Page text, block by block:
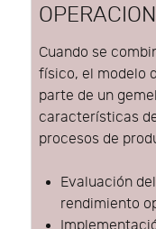
Cuando se
físico, el modelo
parte de un
características
procesos de
Evaluación
rendimiento